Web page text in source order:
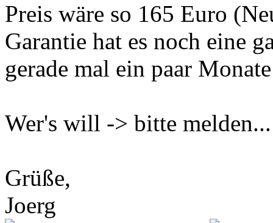
Preis wäre so 165 Euro
Garantie hat es noch eine
gerade mal ein paar
Wer's will -> bitte
Grüße,
Joerg